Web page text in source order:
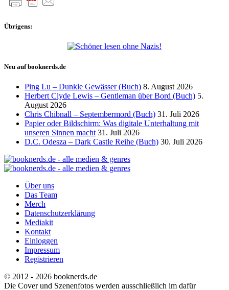
Übrigens:
Neu auf booknerds.de
Ping Lu – Dunkle Gewässer (Buch) 8. August 2026
Herbert Clyde Lewis – Gentleman über Bord (Buch) 5.
August 2026
Chris Chibnall – Septembermord (Buch) 31. Juli 2026
Papier oder Bildschirm: Was digitale Unterhaltung mit
unseren Sinnen macht 31. Juli 2026
D.C. Odesza – Dark Castle Reihe (Buch) 30. Juli 2026
Über uns
Das Team
Merch
Datenschutzerklärung
Mediakit
Kontakt
Einloggen
Impressum
Registrieren
© 2012 - 2026 booknerds.de
Die Cover und Szenenfotos werden ausschließlich im dafür